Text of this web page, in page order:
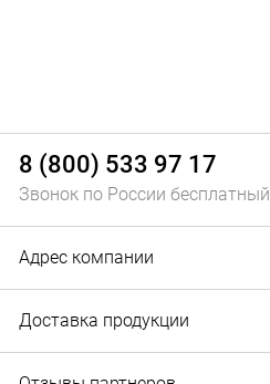
8 (800) 533 97 17
Звонок по России бесплатный
Адрес компании
Доставка продукции